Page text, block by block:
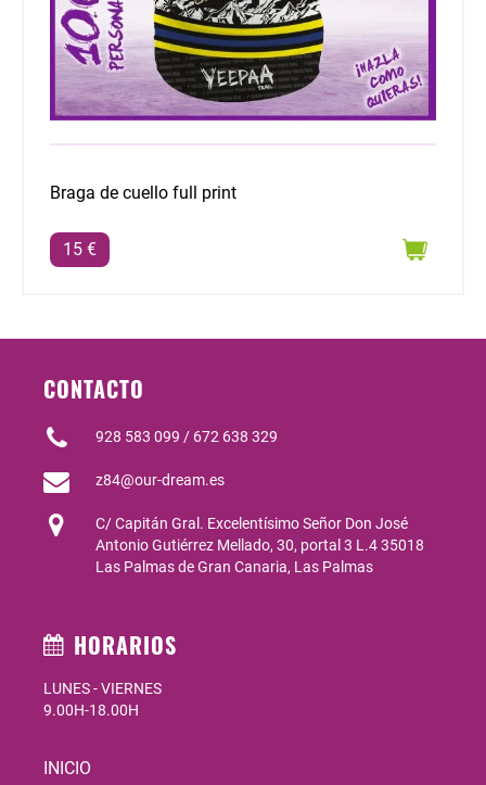
Braga de cuello full print
15 €
CONTACTO
928 583 099 / 672 638 329
z84@our-dream.es
C/ Capitán Gral. Excelentísimo Señor Don José
Antonio Gutiérrez Mellado, 30, portal 3 L.4 35018
Las Palmas de Gran Canaria, Las Palmas
HORARIOS
LUNES - VIERNES
9.00H-18.00H
INICIO